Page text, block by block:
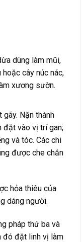
dùng làm mũi,
cây núc nác,
xương sườn.
Nặn thành
đặt vào vị trí gan;
và tóc. Các chi
được che chắn
hỏa thiêu của
dáng người.
pháp thứ ba và
đó đặt linh vị làm